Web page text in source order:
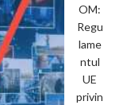
OM:
Regu
lame
ntul
UE
privin